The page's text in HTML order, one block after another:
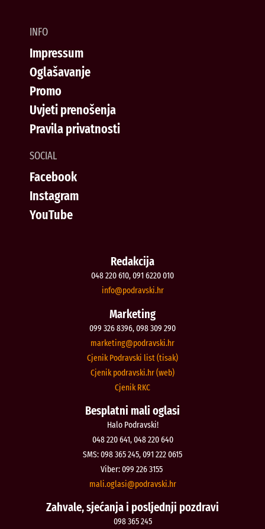
INFO
Impressum
Oglašavanje
Promo
Uvjeti prenošenja
Pravila privatnosti
SOCIAL
Facebook
Instagram
YouTube
Redakcija
048 220 610, 091 6220 010
rh.iksvardop
@ofni
Marketing
099 326 8396, 098 309 290
rh.iksvardop
@gnitekram
Cjenik Podravski list (tisak)
Cjenik podravski.hr (web)
Cjenik RKC
Besplatni mali oglasi
Halo Podravski!
048 220 641, 048 220 640
SMS: 098 365 245, 091 222 0615
Viber: 099 226 3155
rh.iksvardop
@isalgo.ilam
Zahvale, sjećanja i posljednji pozdravi
098 365 245